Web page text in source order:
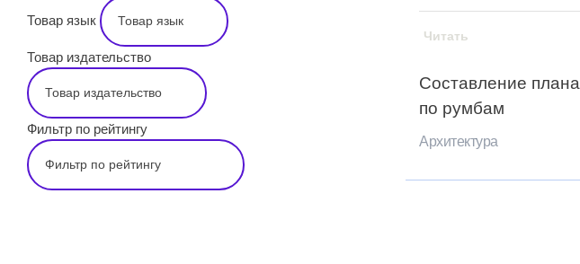
Составление плана
по румбам
Архитектура
Читать
Товар язык
Товар издательство
Фильтр по рейтингу